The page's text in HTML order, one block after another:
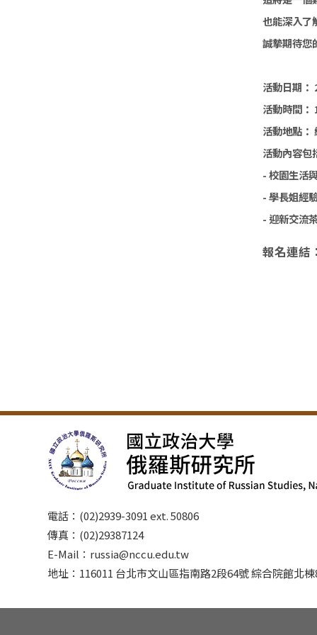
也能深入了
誠摯期待您
活動日期：
活動時間
活動地點
活動內容包
- 校園生活
- 學長姐經
- 迎新交流
報名連結：
電話：(02)2939-3091 ext. 50806
傳真：(02)29387124
E-Mail：russia@nccu.edu.tw
地址：116011 台北市文山區指南路2段64號 綜合院館北